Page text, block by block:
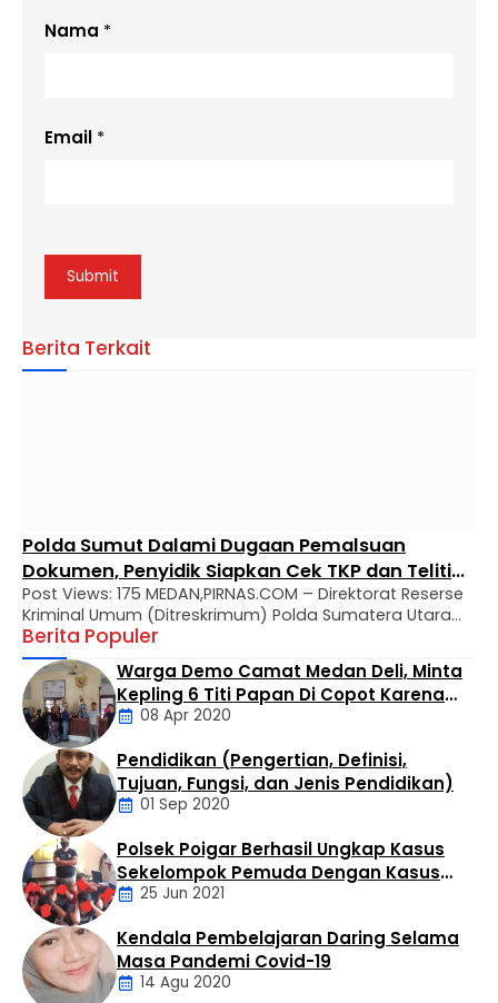
Nama *
Email *
Berita Terkait
Polda Sumut Dalami Dugaan Pemalsuan
Dokumen, Penyidik Siapkan Cek TKP dan Teliti
Sejumlah Bukti
Post Views: 175 MEDAN,PIRNAS.COM – Direktorat Reserse
Kriminal Umum (Ditreskrimum) Polda Sumatera Utara
terus mendalami dugaan tindak pidana pemalsuan
surat yang dilaporkan oleh Charles Bronson Surbakti.
Hal tersebut tertuang dalam surat pemberitahuan
perkembangan hasil penyelidikan (SP2HP) bernomor
B/1723/VII/RES.1.9/2026/Ditreskrimum tertanggal 17 Juli
2026. Dalam surat tersebut dijelaskan, penyelidikan
dilakukan berdasarkan Laporan Polisi Nomor
LP/B/652/IV/2026/SPKT/Polda Sumatera Utara …
Berita Populer
Daerah
Warga Demo Camat Medan Deli, Minta
Kepling 6 Titi Papan Di Copot Karena
Tak Perduli Sama Warganya
08 Apr 2020
Artikel
Pendidikan (Pengertian, Definisi,
Tujuan, Fungsi, dan Jenis Pendidikan)
01 Sep 2020
Daerah
Polsek Poigar Berhasil Ungkap Kasus
Sekelompok Pemuda Dengan Kasus
Pencabulan
25 Jun 2021
Kendala Pembelajaran Daring Selama
Masa Pandemi Covid-19
14 Agu 2020